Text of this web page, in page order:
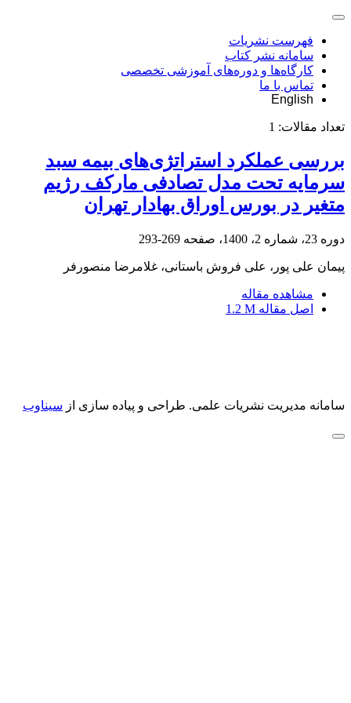
فهرست نشریات
سامانه نشر کتاب
کارگاه‌ها و دوره‌های آموزشی تخصصی
تماس با ما
English
تعداد مقالات: 1
بررسی عملکرد استراتژی‌های بیمه سبد
سرمایه تحت مدل تصادفی مارکف رژیم
متغیر در بورس اوراق بهادار تهران
دوره 23، شماره 2، 1400، صفحه 269-293
پیمان علی پور، علی فروش باستانی، غلامرضا منصورفر
مشاهده مقاله
اصل مقاله 1.2 M
سامانه مدیریت نشریات علمی. طراحی و پیاده سازی از سیناوب